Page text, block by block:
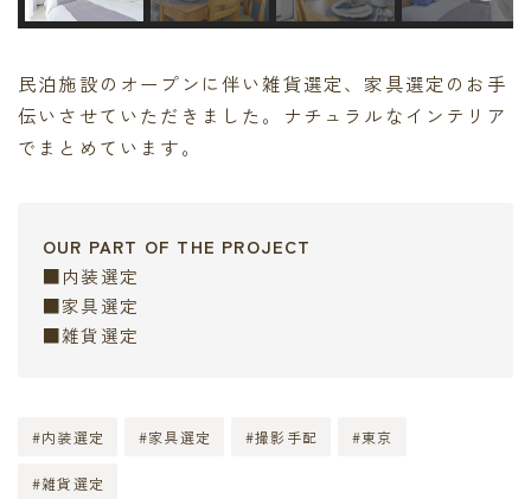
民泊施設のオープンに伴い雑貨選定、家具選定のお手
伝いさせていただきました。ナチュラルなインテリア
でまとめています。
OUR PART OF THE PROJECT
■内装選定
■家具選定
■雑貨選定
#内装選定 #家具選定 #撮影手配 #東京
#雑貨選定